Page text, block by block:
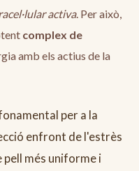
activa. Per això,
complex de
amb els actius de la
per a la
enfront de l'estrès
més uniforme i